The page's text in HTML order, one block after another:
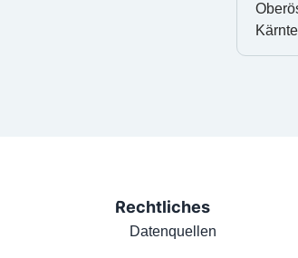
Rechtliches
Datenquellen